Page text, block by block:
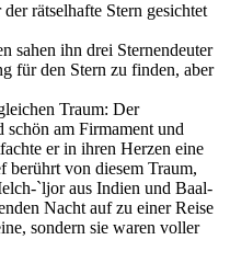
rätselhafte Stern gesichtet
sahen ihn drei Sternendeuter
für den Stern zu finden, aber
Traum: Der
schön am Firmament und
er in ihren Herzen eine
von diesem Traum,
`ljor aus Indien und Baal-
Nacht auf zu einer Reise
sondern sie waren voller